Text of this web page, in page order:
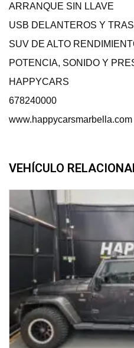
ARRANQUE SIN LLAVE
USB DELANTEROS Y
SUV DE ALTO
POTENCIA, SONIDO Y
HAPPYCARS
678240000
www.happycarsmarbella.com
VEHÍCULO